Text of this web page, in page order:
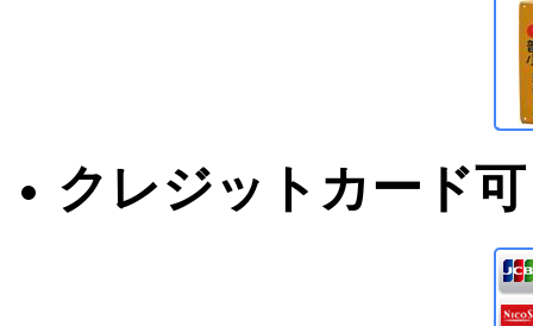
クレジットカード可